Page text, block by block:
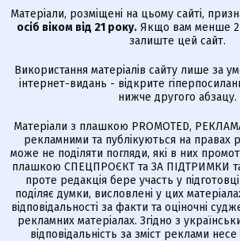
Матеріали, розміщені на цьому сайті,
осіб віком від 21 року. Якщо вам менше
залиште цей сайт.
Використання матеріалів сайту лише за
інтернет-видань - відкрите
нижче другого абзацу.
Матеріали з плашкою PROMOTED,
рекламними та публікуються на правах
може не поділяти погляди, які в них
плашкою СПЕЦПРОЄКТ та ЗА ПІДТРИМКИ
проте редакція бере участь у
поділяє думки, висловлені у цих
відповідальності за факти та оціночні
рекламних матеріалах. Згідно з
відповідальність за зміст реклами